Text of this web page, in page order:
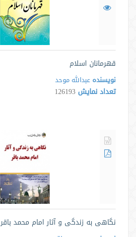
قهرمانان اسلام
نویسنده عبدالله موحد
تعداد نمایش 126193
‫نگاهی به زندگی و آثار امام محمد باقر‬